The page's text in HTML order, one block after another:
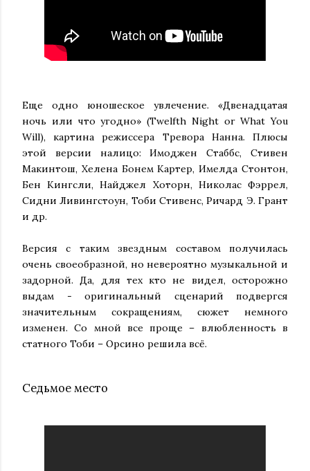
Еще одно юношеское увлечение. «Двенадцатая
ночь или что угодно» (Twelfth Night or What You
Will), картина режиссера Тревора Нанна. Плюсы
этой версии налицо: Имоджен Стаббс, Стивен
Макинтош, Хелена Бонем Картер, Имелда Стонтон,
Бен Кингсли, Найджел Хоторн, Николас Фэррел,
Сидни Ливингстоун, Тоби Стивенс, Ричард Э. Грант
и др.
Версия с таким звездным составом получилась
очень своеобразной, но невероятно музыкальной и
задорной. Да, для тех кто не видел, осторожно
выдам - оригинальный сценарий подвергся
значительным сокращениям, сюжет немного
изменен. Со мной все проще – влюбленность в
статного Тоби – Орсино решила всё.
Седьмое место